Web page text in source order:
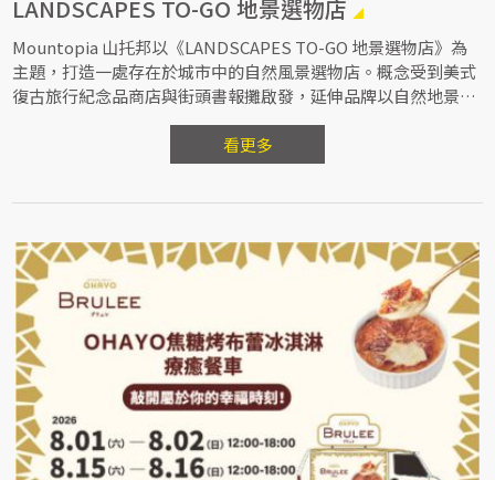
LANDSCAPES TO-GO 地景選物店
Mountopia 山托邦以《LANDSCAPES TO-GO 地景選物店》為
主題，打造一處存在於城市中的自然風景選物店。概念受到美式
復古旅行紀念品商店與街頭書報攤啟發，延伸品牌以自然地景為
創作靈感的設計脈絡，在夏季旅遊氛圍中，透過礦石飾品、礦石
花瓶等作品，呈現一間能夠「帶走地景靈感」的自然風景選物
看更多